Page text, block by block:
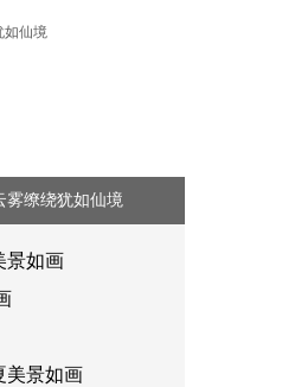
雾缭绕犹如仙境
景如画
美景如画